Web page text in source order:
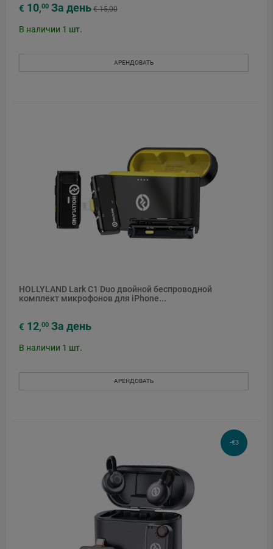
€ 10,00 За день € 15,00
В наличии 1 шт.
АРЕНДОВАТЬ
HOLLYLAND Lark C1 Duo двойной беспроводной
комплект микрофонов для iPhone...
€ 12,00 За день
В наличии 1 шт.
АРЕНДОВАТЬ
-€3